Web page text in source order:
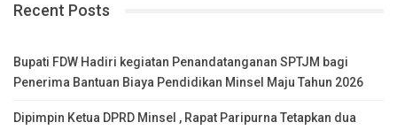
Recent Posts
Bupati FDW Hadiri kegiatan Penandatanganan SPTJM bagi
Penerima Bantuan Biaya Pendidikan Minsel Maju Tahun 2026
Dipimpin Ketua DPRD Minsel , Rapat Paripurna Tetapkan dua